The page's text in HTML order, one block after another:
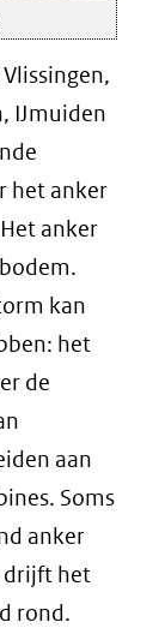
IJmuiden
het anker
anker
kan
het
de
aan
Soms
anker
drijft het
rond.